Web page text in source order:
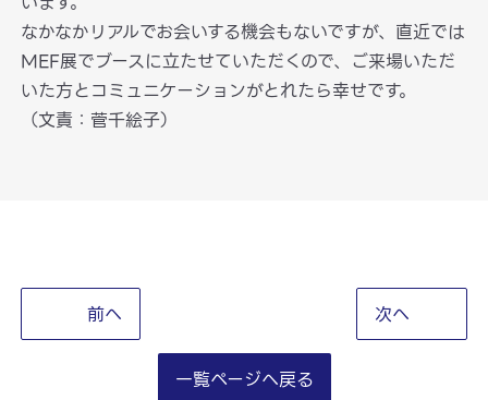
なかなかリアルでお会いする機会もないですが、直近では
MEF展でブースに立たせていただくので、ご来場いただ
いた方とコミュニケーションがとれたら幸せです。
（文責：菅千絵子）
前へ
一覧ページへ戻る
次へ